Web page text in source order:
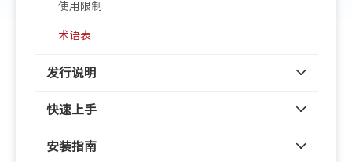
使用限制
术语表
发行说明
快速上手
安装指南